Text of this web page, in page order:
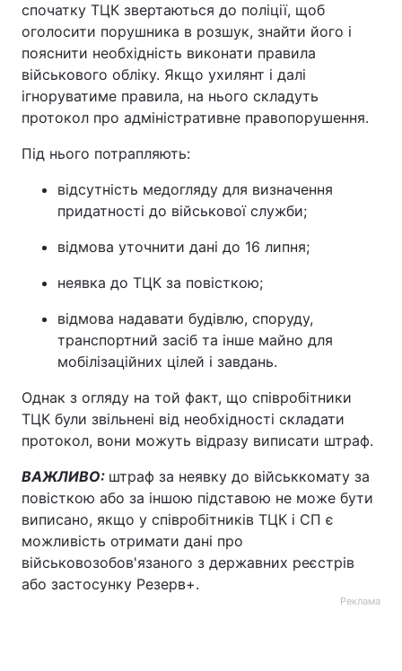
спочатку ТЦК звертаються до поліції, щоб
оголосити порушника в розшук, знайти його і
пояснити необхідність виконати правила
військового обліку. Якщо ухилянт і далі
ігноруватиме правила, на нього складуть
протокол про адміністративне правопорушення.
Під нього потрапляють:
відсутність медогляду для визначення
придатності до військової служби;
відмова уточнити дані до 16 липня;
неявка до ТЦК за повісткою;
відмова надавати будівлю, споруду,
транспортний засіб та інше майно для
мобілізаційних цілей і завдань.
Однак з огляду на той факт, що співробітники
ТЦК були звільнені від необхідності складати
протокол, вони можуть відразу виписати штраф.
ВАЖЛИВО: штраф за неявку до військкомату за
повісткою або за іншою підставою не може бути
виписано, якщо у співробітників ТЦК і СП є
можливість отримати дані про
військовозобов'язаного з державних реєстрів
або застосунку Резерв+.
Реклама